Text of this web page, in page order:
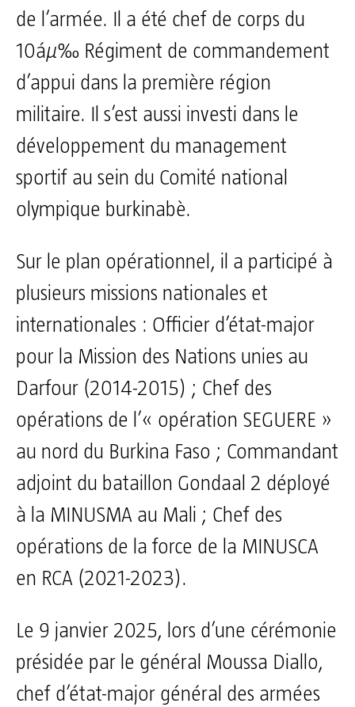
de l’armée. Il a été chef de corps du
10áµ‰ Régiment de commandement
d’appui dans la première région
militaire. Il s’est aussi investi dans le
développement du management
sportif au sein du Comité national
olympique burkinabè.
Sur le plan opérationnel, il a participé à
plusieurs missions nationales et
internationales : Officier d’état-major
pour la Mission des Nations unies au
Darfour (2014-2015) ; Chef des
opérations de l’« opération SEGUERE »
au nord du Burkina Faso ; Commandant
adjoint du bataillon Gondaal 2 déployé
à la MINUSMA au Mali ; Chef des
opérations de la force de la MINUSCA
en RCA (2021-2023).
Le 9 janvier 2025, lors d’une cérémonie
présidée par le général Moussa Diallo,
chef d’état-major général des armées